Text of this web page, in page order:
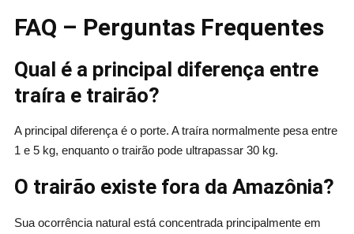
FAQ – Perguntas Frequentes
Qual é a principal diferença entre
traíra e trairão?
A principal diferença é o porte. A traíra normalmente pesa entre
1 e 5 kg, enquanto o trairão pode ultrapassar 30 kg.
O trairão existe fora da Amazônia?
Sua ocorrência natural está concentrada principalmente em